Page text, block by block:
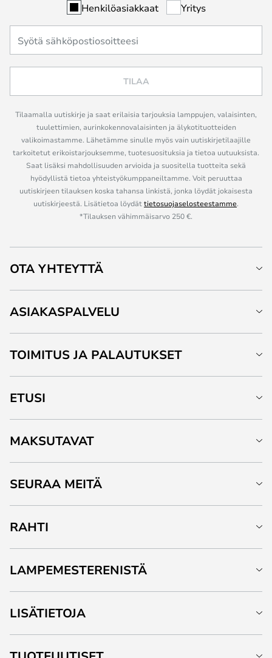
Henkilöasiakkaat Yritys
TILAA
Tilaamalla uutiskirje ja saat erilaisia tarjouksia lamppujen, valaisinten,
tuulettimien, aurinkokennovalaisinten ja älykotituotteiden
valikoimastamme. Lähetämme sinulle myös vain uutiskirjetilaajille
tarkoitetut erikoistarjouksemme, tuotesuosituksia ja tietoa uutuuksista.
Saat lisäksi mahdollisuuden arvioida ja suositella tuotteita sekä
hyödyllistä tietoa yhteistyökumppaneiltamme. Voit peruuttaa
uutiskirjeen tilauksen koska tahansa linkistä, jonka löydät jokaisesta
uutiskirjeestä. Lisätietoa löydättietosuojaselosteestamme.
*Tilauksen vähimmäisarvo 250 €.
OTA YHTEYTTÄ
ASIAKASPALVELU
TOIMITUS JA PALAUTUKSET
ETUSI
MAKSUTAVAT
SEURAA MEITÄ
RAHTI
LAMPEMESTERENISTÄ
LISÄTIETOJA